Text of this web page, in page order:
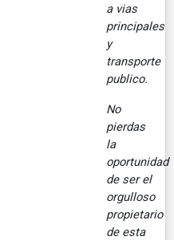
a vias
principales
y
transporte
publico.
No
pierdas
la
oportunidad
de ser el
orgulloso
propietario
de esta